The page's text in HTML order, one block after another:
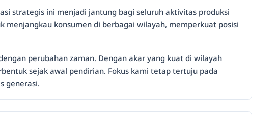
strategis ini menjadi jantung bagi seluruh aktivitas produksi
konsumen di berbagai wilayah, memperkuat posisi
perubahan zaman. Dengan akar yang kuat di wilayah
sejak awal pendirian. Fokus kami tetap tertuju pada
generasi.